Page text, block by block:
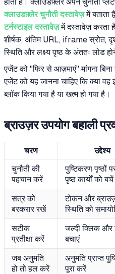
क्लाउडफ़्लेर चुनौती दस्तावेज़में बताता
टर्नस्टाइल दस्तावेज़में दस्तावेज़ करता
शीर्षक, अंतिम URL, iframe स्रोत,
स्थिति और लक्ष्य पृष्ठ के अंततः लोड
एजेंट को "फिर से आज़माएं" मांगना बिना
एजेंट को यह जानना चाहिए कि क्या वह
ब्लॉक किया गया है या खत्म हो गया है।
ब्राउज़र उपयोग बहाली
चरण उद्देश्य
चुनौती की
पहचान करें
पुष्टिकरण पृष्ठों
पृष्ठ कार्यों को बचें
सत्र को
बरकरार रखें
टोकन और
स्थिति को
सटीक
प्रतीक्षा करें
जल्दी क्लिक और
बचाएं
जब अनुमति
हो तो हल करें
अनुमति प्राप्त
पूरा करें